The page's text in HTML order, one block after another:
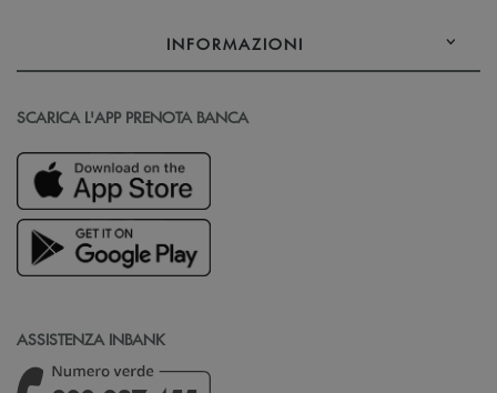
INFORMAZIONI
SCARICA L'APP PRENOTA BANCA
ASSISTENZA INBANK